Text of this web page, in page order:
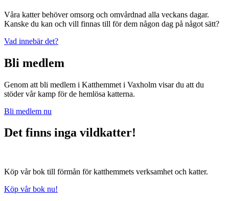
Våra katter behöver omsorg och omvårdnad alla veckans dagar.
Kanske du kan och vill finnas till för dem någon dag på något sätt?
Vad innebär det?
Bli medlem
Genom att bli medlem i Katthemmet i Vaxholm visar du att du
stöder vår kamp för de hemlösa katterna.
Bli medlem nu
Det finns inga vildkatter!
Köp vår bok till förmån för katthemmets verksamhet och katter.
Köp vår bok nu!